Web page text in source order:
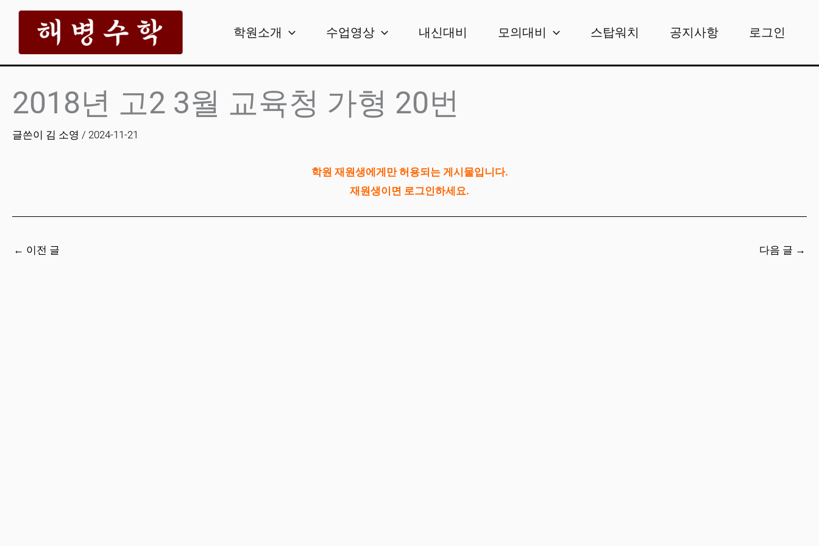
로
학원소개 수업영상 내신대비 모의대비 스탑워치 공지사항 로그인
2018년 고2 3월 교육청 가형 20번
글쓴이 김 소영 / 2024-11-21
학원 재원생에게만 허용되는 게시물입니다.
재원생이면 로그인하세요.
← 이전 글 다음 글 →